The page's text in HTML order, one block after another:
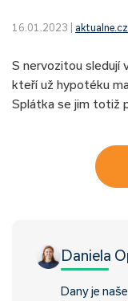
16.01.2023 | aktualne.cz
S nervozitou sledují
kteří už hypotéku
Splátka se jim totiž
Daniela
Dany je